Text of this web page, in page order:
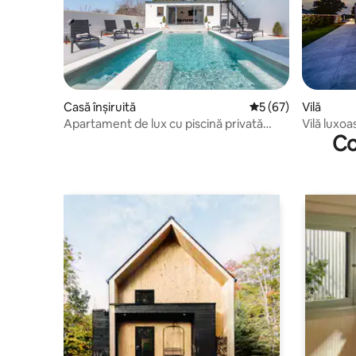
Casă înșiruită Scor mediu de 5 din
5 (67)
Apartament de lux cu piscină privată
Vilă
Vilă